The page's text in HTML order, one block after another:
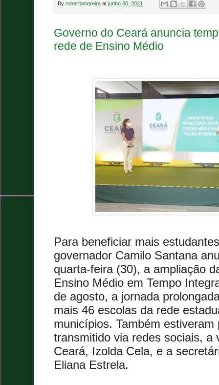
By robertomoreira at junho 30, 2021
Governo do Ceará anuncia
rede de Ensino Médio
Para beneficiar mais
governador Camilo Santana
quarta-feira (30), a ampliação
Ensino Médio em Tempo
de agosto, a jornada
mais 46 escolas da rede
municípios. Também
transmitido via redes sociais, a
Ceará, Izolda Cela, e a
Eliana Estrela.